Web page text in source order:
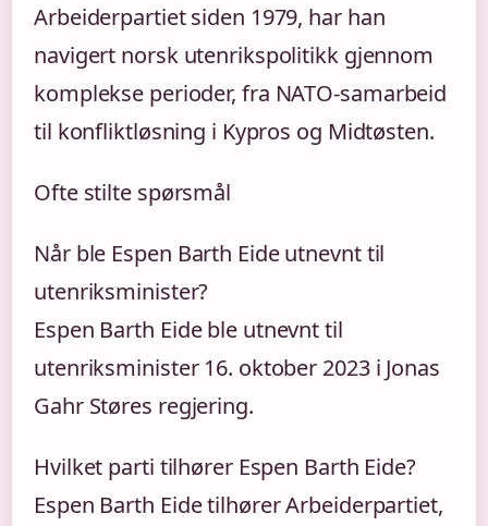
Arbeiderpartiet siden 1979, har han
navigert norsk utenrikspolitikk gjennom
komplekse perioder, fra NATO-samarbeid
til konfliktløsning i Kypros og Midtøsten.
Ofte stilte spørsmål
Når ble Espen Barth Eide utnevnt til
utenriksminister?
Espen Barth Eide ble utnevnt til
utenriksminister 16. oktober 2023 i Jonas
Gahr Støres regjering.
Hvilket parti tilhører Espen Barth Eide?
Espen Barth Eide tilhører Arbeiderpartiet,